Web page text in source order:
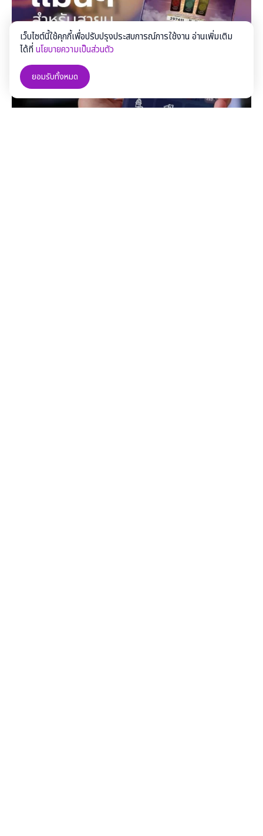
เว็บไซต์นี้ใช้คุกกี้เพื่อปรับปรุงประสบการณ์การใช้งาน อ่านเพิ่มเติม
ได้ที่นโยบายความเป็นส่วนตัว
ยอมรับทั้งหมด